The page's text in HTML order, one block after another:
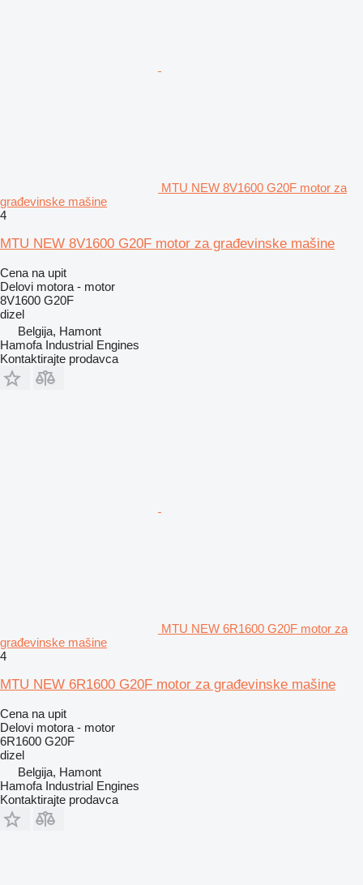
MTU NEW 8V1600 G20F motor za
građevinske mašine
4
MTU NEW 8V1600 G20F motor za građevinske mašine
Cena na upit
Delovi motora - motor
8V1600 G20F
dizel
Belgija, Hamont
Hamofa Industrial Engines
Kontaktirajte prodavca
MTU NEW 6R1600 G20F motor za
građevinske mašine
4
MTU NEW 6R1600 G20F motor za građevinske mašine
Cena na upit
Delovi motora - motor
6R1600 G20F
dizel
Belgija, Hamont
Hamofa Industrial Engines
Kontaktirajte prodavca